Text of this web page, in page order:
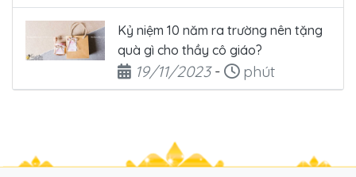
Kỷ niệm 10 năm ra trường nên tặng
quà gì cho thầy cô giáo?
Ngày đăng
19/11/2023- Thời gian đọc
phút